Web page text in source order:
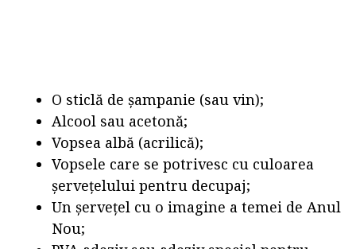
O sticlă de șampanie (sau vin);
Alcool sau acetonă;
Vopsea albă (acrilică);
Vopsele care se potrivesc cu culoarea
șervețelului pentru decupaj;
Un șervețel cu o imagine a temei de Anul
Nou;